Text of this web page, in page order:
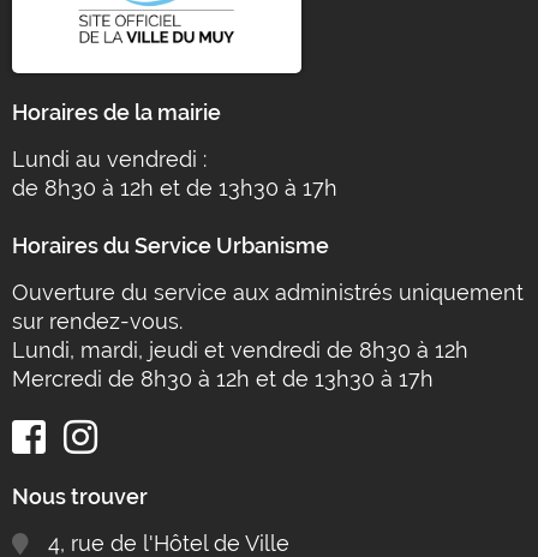
Horaires de la mairie
Lundi au vendredi :
de 8h30 à 12h et de 13h30 à 17h
Horaires du Service Urbanisme
Ouverture du service aux administrés uniquement
sur rendez-vous.
Lundi, mardi, jeudi et vendredi de 8h30 à 12h
Mercredi de 8h30 à 12h et de 13h30 à 17h
Nous trouver
4, rue de l'Hôtel de Ville